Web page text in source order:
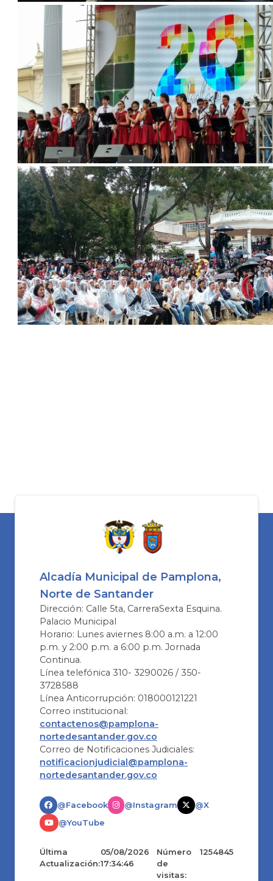
Alcadía Municipal de Pamplona,
Norte de Santander
Dirección: Calle 5ta, CarreraSexta Esquina.
Palacio Municipal
Horario: Lunes aviernes 8:00 a.m. a 12:00
p.m. y 2:00 p.m. a 6:00 p.m. Jornada
Continua.
Línea telefónica 310- 3290026 / 350-
3728588
Línea Anticorrupción: 018000121221
Correo institucional:
contactenos@pamplona-
nortedesantander.gov.co
Correo de Notificaciones Judiciales:
notificacionjudicial@pamplona-
nortedesantander.gov.co
@Facebook @Instagram
@X
@YouTube
Última
Actualización:
05/08/2026
17:34:46
Número
de
visitas:
1254845